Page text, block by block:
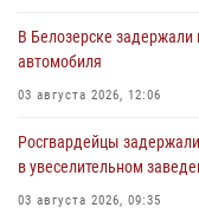
В Белозерске
автомобиля
03 августа 2026, 12:06
Росгвардейцы
в увеселительном
03 августа 2026, 09:35